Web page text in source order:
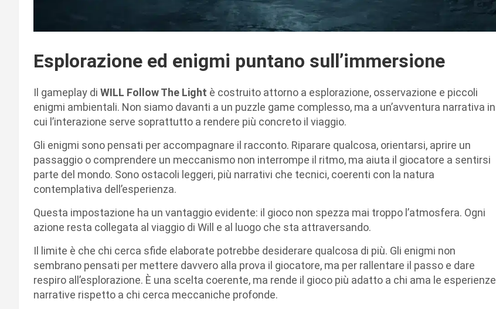
Esplorazione ed enigmi puntano sull’immersione
Il gameplay di WILL Follow The Light è costruito attorno a esplorazione, osservazione e piccoli
enigmi ambientali. Non siamo davanti a un puzzle game complesso, ma a un’avventura narrativa in
cui l’interazione serve soprattutto a rendere più concreto il viaggio.
Gli enigmi sono pensati per accompagnare il racconto. Riparare qualcosa, orientarsi, aprire un
passaggio o comprendere un meccanismo non interrompe il ritmo, ma aiuta il giocatore a sentirsi
parte del mondo. Sono ostacoli leggeri, più narrativi che tecnici, coerenti con la natura
contemplativa dell’esperienza.
Questa impostazione ha un vantaggio evidente: il gioco non spezza mai troppo l’atmosfera. Ogni
azione resta collegata al viaggio di Will e al luogo che sta attraversando.
Il limite è che chi cerca sfide elaborate potrebbe desiderare qualcosa di più. Gli enigmi non
sembrano pensati per mettere davvero alla prova il giocatore, ma per rallentare il passo e dare
respiro all’esplorazione. È una scelta coerente, ma rende il gioco più adatto a chi ama le esperienze
narrative rispetto a chi cerca meccaniche profonde.